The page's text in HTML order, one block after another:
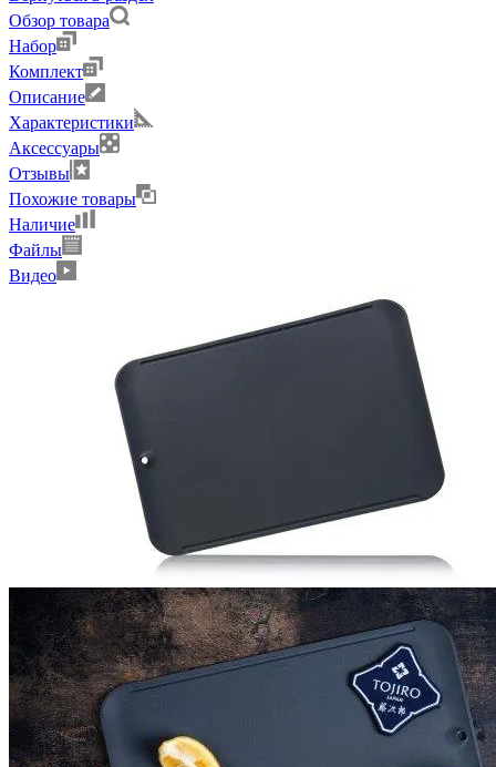
Обзор товара
Набор
Комплект
Описание
Характеристики
Аксессуары
Отзывы
Похожие товары
Наличие
Файлы
Видео